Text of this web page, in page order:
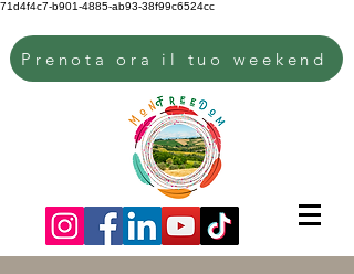
71d4f4c7-b901-4885-ab93-38f99c6524cc
Prenota ora il tuo weekend